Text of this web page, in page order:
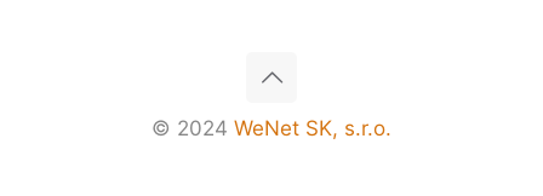
© 2024 WeNet SK, s.r.o.